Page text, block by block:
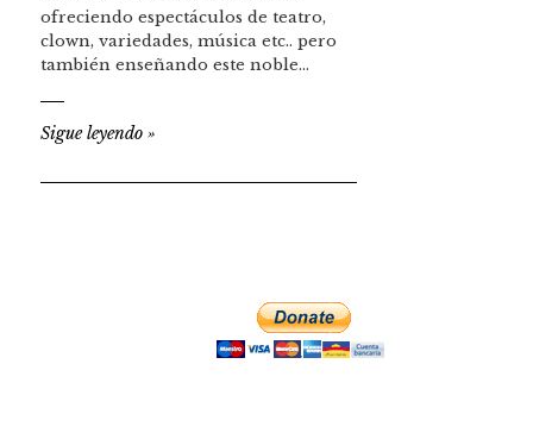
ofreciendo espectáculos de teatro,
clown, variedades, música etc.. pero
también enseñando este noble…
Sigue leyendo »